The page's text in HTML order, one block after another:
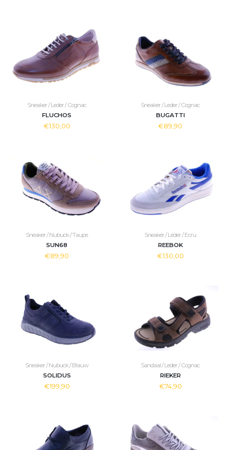
Sneaker / Leder / Cognac
FLUCHOS
€130,00
Sneaker / Leder / Cognac
BUGATTI
€89,90
Sneaker / Nubuck / Taupe
SUN68
€89,90
Sneaker / Leder / Ecru
REEBOK
€130,00
Sneaker / Nubuck / Blauw
SOLIDUS
€199,90
Sandaal / Leder / Cognac
RIEKER
€74,90